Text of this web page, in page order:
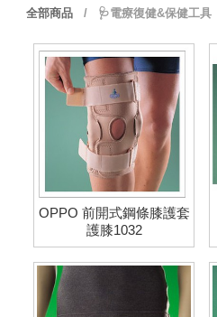
全部商品 / 🩺電療復健&保健工具
OPPO 前開式鋼條膝護套
護膝1032